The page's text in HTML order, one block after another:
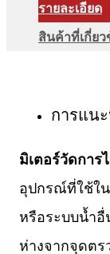
รายละเอียด
สินค้าที่เกี่ยว
การแน
มิเตอร์วัดการ
อุปกรณ์ที่ใช้ใ
หรือระบบน้ำ
ห่างจากจุดตร